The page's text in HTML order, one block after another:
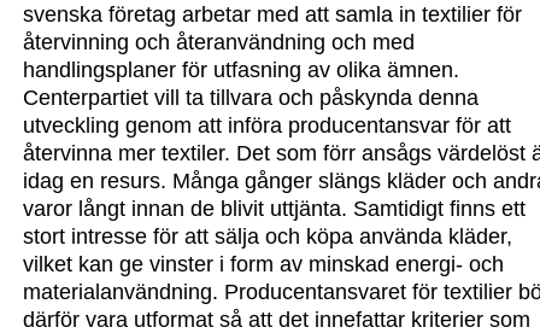
svenska företag arbetar med att samla in textilier för
återvinning och återanvändning och med
handlingsplaner för utfasning av olika ämnen.
Centerpartiet vill ta tillvara och påskynda denna
utveckling genom att införa producentansvar för att
återvinna mer textiler. Det som förr ansågs värdelöst
idag en resurs. Många gånger slängs kläder och
varor långt innan de blivit uttjänta. Samtidigt finns ett
stort intresse för att sälja och köpa använda kläder,
vilket kan ge vinster i form av minskad energi- och
materialanvändning. Producentansvaret för textilier
därförvara utformat så att det innefattar kriterier som